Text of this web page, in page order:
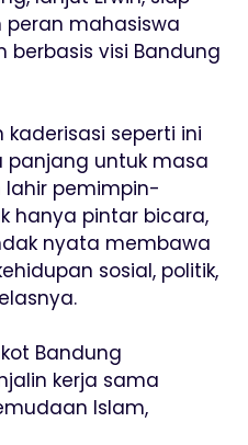
mahasiswa
visi Bandung
seperti ini
panjang untuk masa
lahir pemimpin-
hanya pintar bicara,
nyata membawa
sosial, politik,
Bandung
kerja sama
Islam,